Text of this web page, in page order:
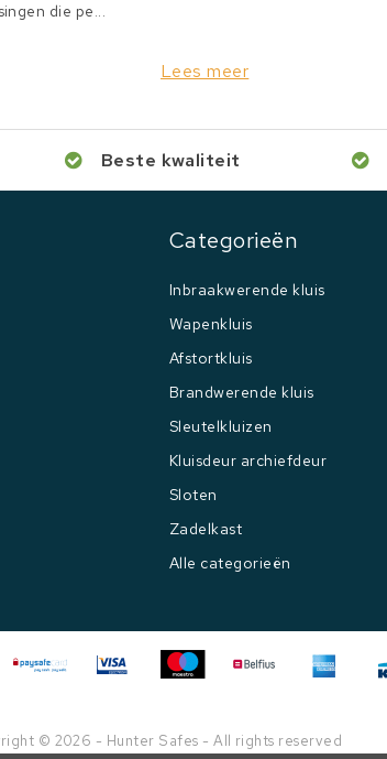
die pe...
Lees meer
Beste kwaliteit
Categorieën
Inbraakwerende kluis
Wapenkluis
Afstortkluis
Brandwerende kluis
Sleutelkluizen
Kluisdeur archiefdeur
Sloten
Zadelkast
Alle categorieën
© 2026 - Hunter Safes - All rights reserved